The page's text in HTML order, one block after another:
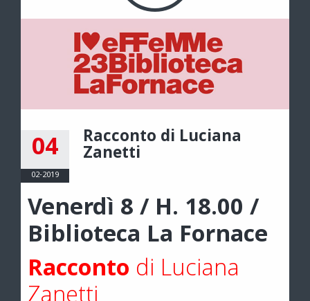
04
02-2019
Racconto di Luciana
Zanetti
Venerdì 8 / H. 18.00 /
Biblioteca La Fornace
Racconto di Luciana